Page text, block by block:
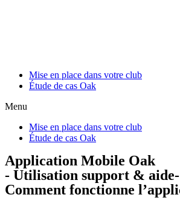
Mise en place dans votre club
Étude de cas Oak
Menu
Mise en place dans votre club
Étude de cas Oak
Application Mobile Oak
- Utilisation support & aide-
Comment fonctionne